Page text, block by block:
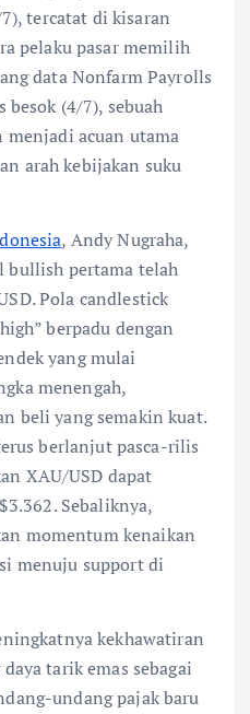
tercatat di kisaran
pelaku pasar memilih
data Nonfarm Payrolls
besok (4/7), sebuah
acuan utama
arah kebijakan suku
, Andy Nugraha,
bullish pertama telah
Pola candlestick
berpadu dengan
yang mulai
menengah,
beli yang semakin kuat.
berlanjut pasca-rilis
XAU/USD dapat
Sebaliknya,
momentum kenaikan
menuju support di
kekhawatiran
tarik emas sebagai
undang pajak baru